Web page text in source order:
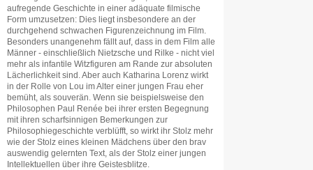
aufregende Geschichte in einer adäquate filmische
Form umzusetzen: Dies liegt insbesondere an der
durchgehend schwachen Figurenzeichnung im Film.
Besonders unangenehm fällt auf, dass in dem Film alle
Männer - einschließlich Nietzsche und Rilke - nicht viel
mehr als infantile Witzfiguren am Rande zur absoluten
Lächerlichkeit sind. Aber auch Katharina Lorenz wirkt
in der Rolle von Lou im Alter einer jungen Frau eher
bemüht, als souverän. Wenn sie beispielsweise den
Philosophen Paul Renée bei ihrer ersten Begegnung
mit ihren scharfsinnigen Bemerkungen zur
Philosophiegeschichte verblüfft, so wirkt ihr Stolz mehr
wie der Stolz eines kleinen Mädchens über den brav
auswendig gelernten Text, als der Stolz einer jungen
Intellektuellen über ihre Geistesblitze.